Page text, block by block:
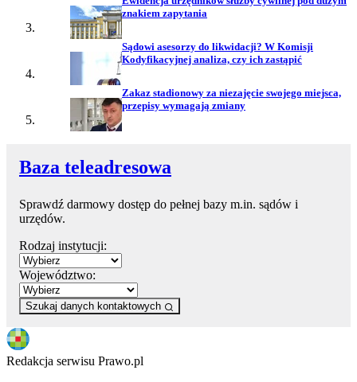
znakiem zapytania
Sądowi asesorzy do likwidacji? W Komisji
Kodyfikacyjnej analiza, czy ich zastąpić
Zakaz stadionowy za niezajęcie swojego miejsca,
przepisy wymagają zmiany
Baza teleadresowa
Sprawdź darmowy dostęp do pełnej bazy m.in. sądów i
urzędów.
Rodzaj instytucji:
Województwo:
Szukaj danych kontaktowych
Redakcja serwisu Prawo.pl